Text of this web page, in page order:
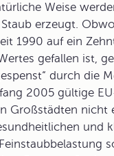
Weise
erzeugt.
1990 auf ein
gefallen ist,
durch die
2005 gültige
Großstädten nicht
und